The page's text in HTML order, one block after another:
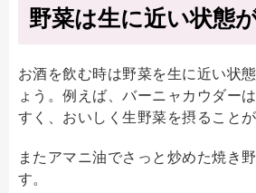
野菜は生に近い状態
お酒を飲む時は野菜を生に近い状
ょう。例えば、バーニャカウダー
すく、おいしく生野菜を摂ることが
またアマニ油でさっと炒めた焼き
す。